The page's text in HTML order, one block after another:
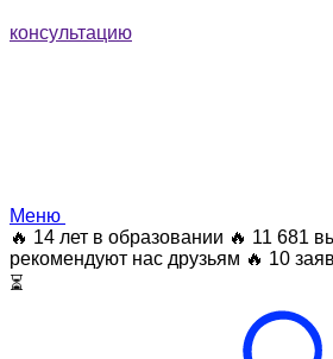
консультацию
Меню
🔥 14 лет в образовании 🔥 11 681
рекомендуют нас друзьям 🔥 10
⏳